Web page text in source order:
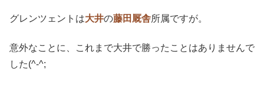
グレンツェントは大井の藤田厩舎所属ですが。
意外なことに、これまで大井で勝ったことはありませんで
した(^-^;